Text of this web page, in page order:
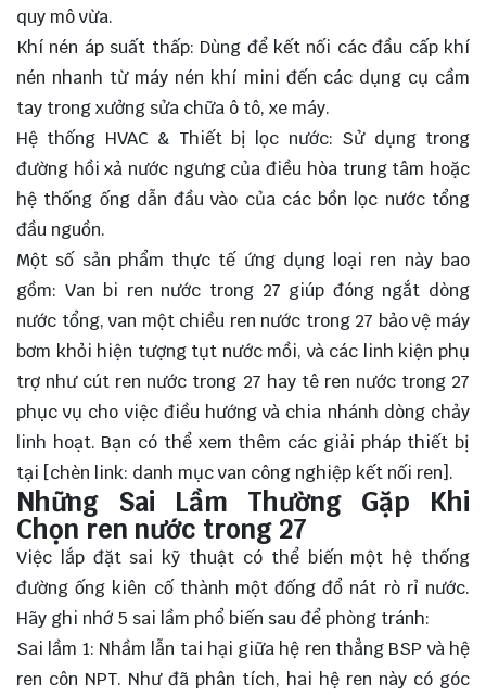
quy mô vừa.
Khí nén áp suất thấp: Dùng để kết nối các đầu cấp khí
nén nhanh từ máy nén khí mini đến các dụng cụ cầm
tay trong xưởng sửa chữa ô tô, xe máy.
Hệ thống HVAC & Thiết bị lọc nước: Sử dụng trong
đường hồi xả nước ngưng của điều hòa trung tâm hoặc
hệ thống ống dẫn đầu vào của các bồn lọc nước tổng
đầu nguồn.
Một số sản phẩm thực tế ứng dụng loại ren này bao
gồm: Van bi ren nước trong 27 giúp đóng ngắt dòng
nước tổng, van một chiều ren nước trong 27 bảo vệ máy
bơm khỏi hiện tượng tụt nước mồi, và các linh kiện phụ
trợ như cút ren nước trong 27 hay tê ren nước trong 27
phục vụ cho việc điều hướng và chia nhánh dòng chảy
linh hoạt. Bạn có thể xem thêm các giải pháp thiết bị
tại [chèn link: danh mục van công nghiệp kết nối ren].
Những Sai Lầm Thường Gặp Khi
Chọn ren nước trong 27
Việc lắp đặt sai kỹ thuật có thể biến một hệ thống
đường ống kiên cố thành một đống đổ nát rò rỉ nước.
Hãy ghi nhớ 5 sai lầm phổ biến sau để phòng tránh:
Sai lầm 1: Nhầm lẫn tai hại giữa hệ ren thẳng BSP và hệ
ren côn NPT. Như đã phân tích, hai hệ ren này có góc